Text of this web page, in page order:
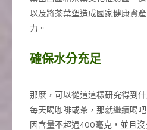
以及將茶葉塑造成國家健康資
力。
確保水分充足
那麼，可以從這這樣研究得到
每天喝咖啡或茶，那就繼續喝
因含量不超過400毫克，並且